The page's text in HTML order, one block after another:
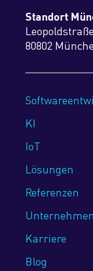
Standort
80802
KI
IoT
Lösungen
Referenzen
Unternehmen
Karriere
Blog